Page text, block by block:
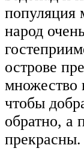
популяция
народ
острове
множество
чтобы
обратно, а
прекрасны.